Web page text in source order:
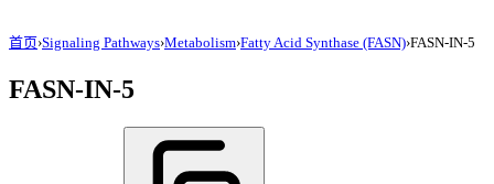
首页›Signaling Pathways›Metabolism›Fatty Acid Synthase (FASN)›FASN-IN-5
FASN-IN-5